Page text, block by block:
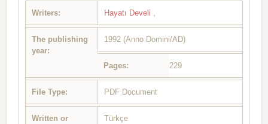
Writers: Hayatı Develi
The publishing
year:
1992 (Anno Domini/AD)
Pages: 229
File Type: PDF Document
Written or
Türkçe